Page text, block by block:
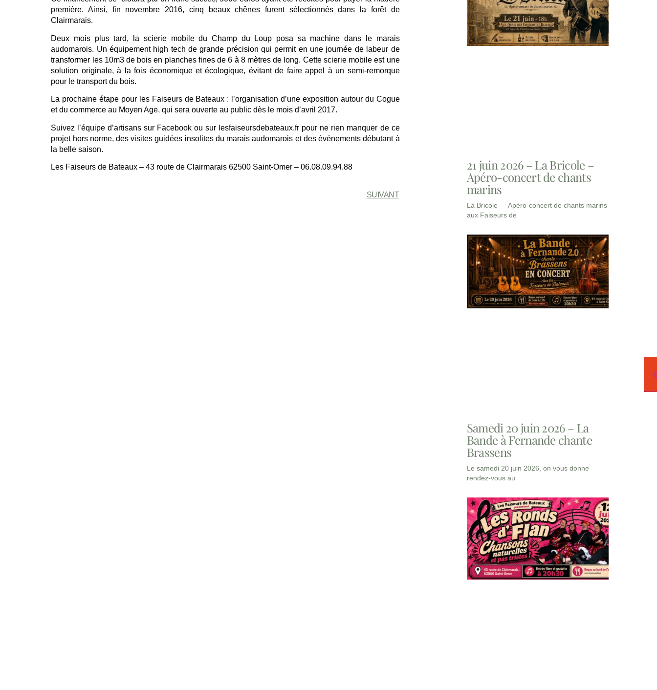
première. Ainsi, fin novembre 2016, cinq beaux chênes furent sélectionnés dans la forêt de
Clairmarais.
Deux mois plus tard, la scierie mobile du Champ du Loup posa sa machine dans le marais
audomarois. Un équipement high tech de grande précision qui permit en une journée de labeur de
transformer les 10m3 de bois en planches fines de 6 à 8 mètres de long. Cette scierie mobile est une
solution originale, à la fois économique et écologique, évitant de faire appel à un semi-remorque
pour le transport du bois.
La prochaine étape pour les Faiseurs de Bateaux : l’organisation d’une exposition autour du Cogue
et du commerce au Moyen Age, qui sera ouverte au public dès le mois d’avril 2017.
Suivez l’équipe d’artisans sur Facebook ou sur lesfaiseursdebateaux.fr pour ne rien manquer de ce
projet hors norme, des visites guidées insolites du marais audomarois et des événements débutant à
la belle saison.
Les Faiseurs de Bateaux – 43 route de Clairmarais 62500 Saint-Omer – 06.08.09.94.88
SUIVANT
21 juin 2026 – La Bricole –
Apéro-concert de chants
marins
La Bricole — Apéro-concert de chants marins
aux Faiseurs de
Samedi 20 juin 2026 – La
Bande à Fernande chante
Brassens
Le samedi 20 juin 2026, on vous donne
rendez-vous au